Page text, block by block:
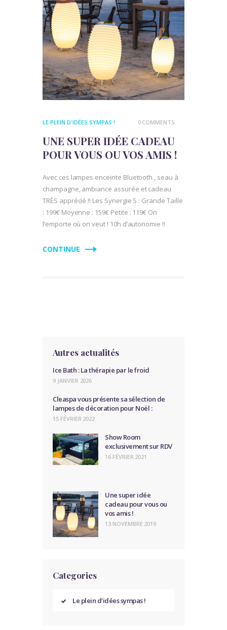
LE PLEIN D'IDÉES SYMPAS ! 0 COMMENTS
UNE SUPER IDÉE CADEAU
POUR VOUS OU VOS AMIS !
Avec ces lampes enceinte Bluetooth , seau à
champagne, ambiance assurée et cadeau
TRÈS apprécié !! Les Synergie S : Grande Taille
: 199€ Moyenne : 159€ Petite : 119€ On
l’emporte où on veut ! 10h d’autonomie !!
CONTINUE
Autres actualités
Ice Bath : La thérapie par le froid
9 JANVIER 2026
Cleaspa vous présente sa sélection de
lampes de décoration pour Noël :
15 FÉVRIER 2022
Show Room
exclusivement sur RDV
16 FÉVRIER 2021
Une super idée
cadeau pour vous ou
vos amis !
13 NOVEMBRE 2019
Categories
Le plein d'idées sympas !